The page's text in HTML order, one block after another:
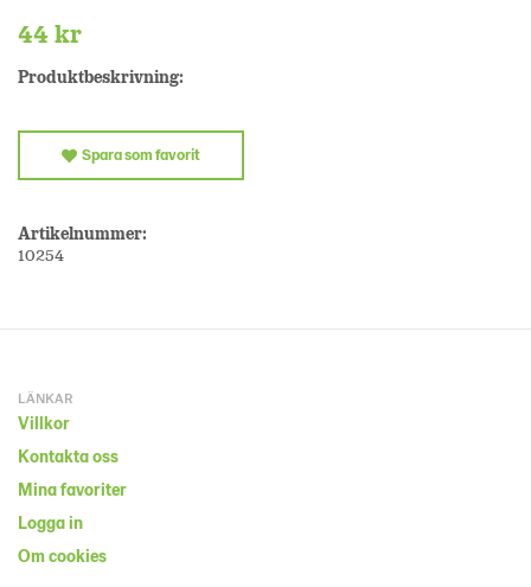
44 kr
Produktbeskrivning:
Spara som favorit
Artikelnummer:
10254
LÄNKAR
Villkor
Kontakta oss
Mina favoriter
Logga in
Om cookies